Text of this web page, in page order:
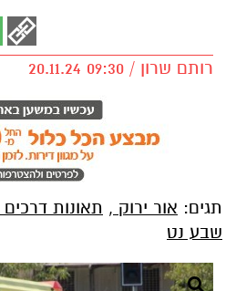
רותם שרון / 09:30 20.11.24
תגים: אור ירוק , תאונות דרכים
שבע נט